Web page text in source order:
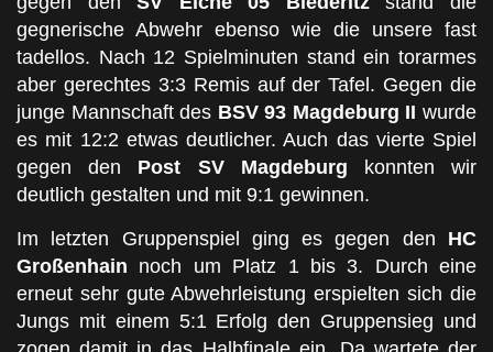
gegnerische Abwehr ebenso wie die unsere fast
tadellos. Nach 12 Spielminuten stand ein torarmes
aber gerechtes 3:3 Remis auf der Tafel. Gegen die
junge Mannschaft des BSV 93 Magdeburg IIwurde
es mit 12:2 etwas deutlicher. Auch das vierte Spiel
gegen den Post SV Magdeburg konnten wir
deutlich gestalten und mit 9:1 gewinnen.
Im letzten Gruppenspiel ging es gegen den HC
Großenhain noch um Platz 1 bis 3. Durch eine
erneut sehr gute Abwehrleistung erspielten sich die
Jungs mit einem 5:1 Erfolg den Gruppensieg und